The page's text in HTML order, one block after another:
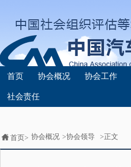
首页 协会概况 协会工作
社会责任
首页> 协会概况 >协会领导 >正文